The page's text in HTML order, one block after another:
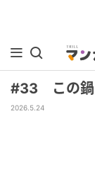
#33 この鍋
2026.5.24